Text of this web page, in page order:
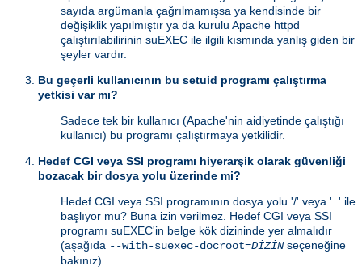
sayıda argümanla çağrılmamışsa ya kendisinde bir
değişiklik yapılmıştır ya da kurulu Apache httpd
çalıştırılabilirinin suEXEC ile ilgili kısmında yanlış giden bir
şeyler vardır.
Bu geçerli kullanıcının bu setuid programı çalıştırma
yetkisi var mı?
Sadece tek bir kullanıcı (Apache'nin aidiyetinde çalıştığı
kullanıcı) bu programı çalıştırmaya yetkilidir.
Hedef CGI veya SSI programı hiyerarşik olarak güvenliği
bozacak bir dosya yolu üzerinde mi?
Hedef CGI veya SSI programının dosya yolu '/' veya '..' ile
başlıyor mu? Buna izin verilmez. Hedef CGI veya SSI
programı suEXEC'in belge kök dizininde yer almalıdır
(aşağıda --with-suexec-docroot=DİZİNseçeneğine
bakınız).